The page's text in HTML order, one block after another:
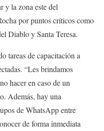
y la zona este del
por puntos críticos como
Diablo y Santa Teresa.
tareas de capacitación a
“Les brindamos
hacer en caso de un
Además, hay una
de WhatsApp entre
de forma inmediata